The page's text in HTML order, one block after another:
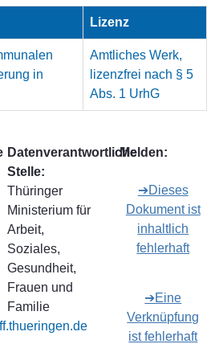
Lizenz
in
Amtliches Werk,
lizenzfrei nach § 5
Abs. 1 UrhG
Datenverantwortliche
Stelle:
Thüringer
Ministerium für
Arbeit,
Soziales,
Gesundheit,
Frauen und
Familie
Melden:
➔Dieses
Dokument ist
inhaltlich
fehlerhaft
➔Eine
Verknüpfung
ist fehlerhaft